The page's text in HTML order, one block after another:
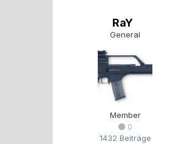
RaY
General
Member
0
1432 Beiträge